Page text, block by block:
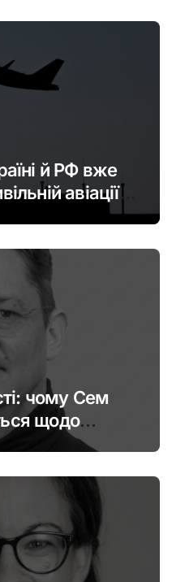
й РФ вже
авіації в
небезпечно
чому Сем
щодо